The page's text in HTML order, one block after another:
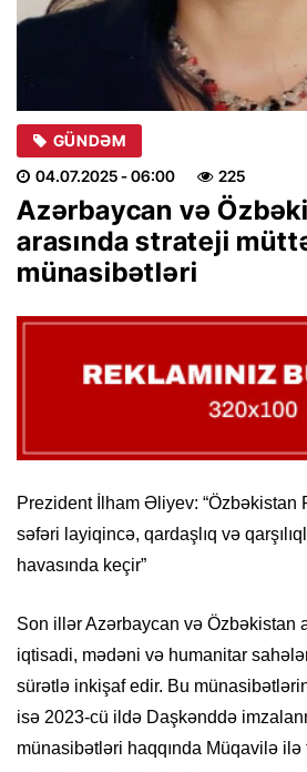
GÜNDƏM
04.07.2025- 06:00 225
Azərbaycan və
arasında strateji
münasibətləri
Prezident İlham Əliyev: “Özbəkistan
səfəri layiqincə, qardaşlıq və
havasında keçir”
Son illər Azərbaycan və Özbəkistan
iqtisadi, mədəni və humanitar
sürətlə inkişaf edir. Bu
isə 2023-cü ildə Daşkənddə
münasibətləri haqqında Müqavilə